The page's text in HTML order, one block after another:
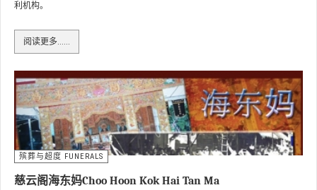
评
利机构。
阅读更多……
殡葬与超度 FUNERALS
慈云阁海东妈Choo Hoon Kok Hai Tan Ma